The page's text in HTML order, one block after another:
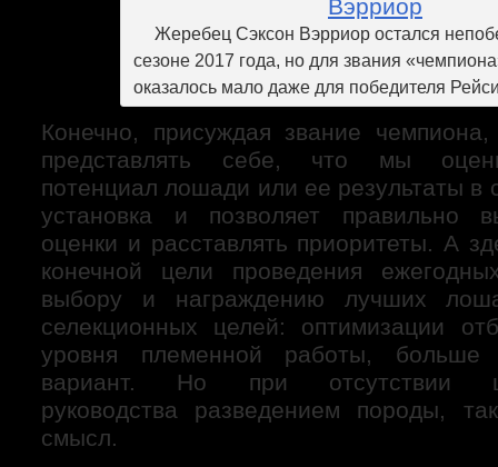
Жеребец Сэксон Вэрриор остался
сезоне 2017 года, но для звания
оказалось мало даже для победителя
Конечно, присуждая звание
представлять себе, что мы
потенциал лошади или ее результаты в
установка и позволяет правильно
оценки и расставлять приоритеты. А
конечной цели проведения
выбору и награждению лучших
селекционных целей: оптимизации
уровня племенной работы, больше
вариант. Но при отсутствии
руководства разведением породы,
смысл.